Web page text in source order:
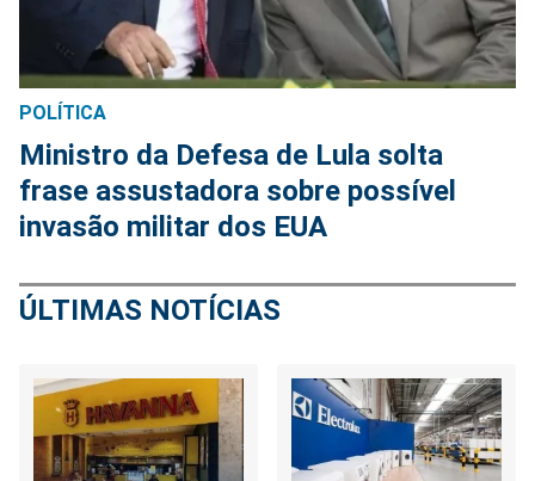
POLÍTICA
Ministro da Defesa de Lula solta
frase assustadora sobre possível
invasão militar dos EUA
ÚLTIMAS NOTÍCIAS